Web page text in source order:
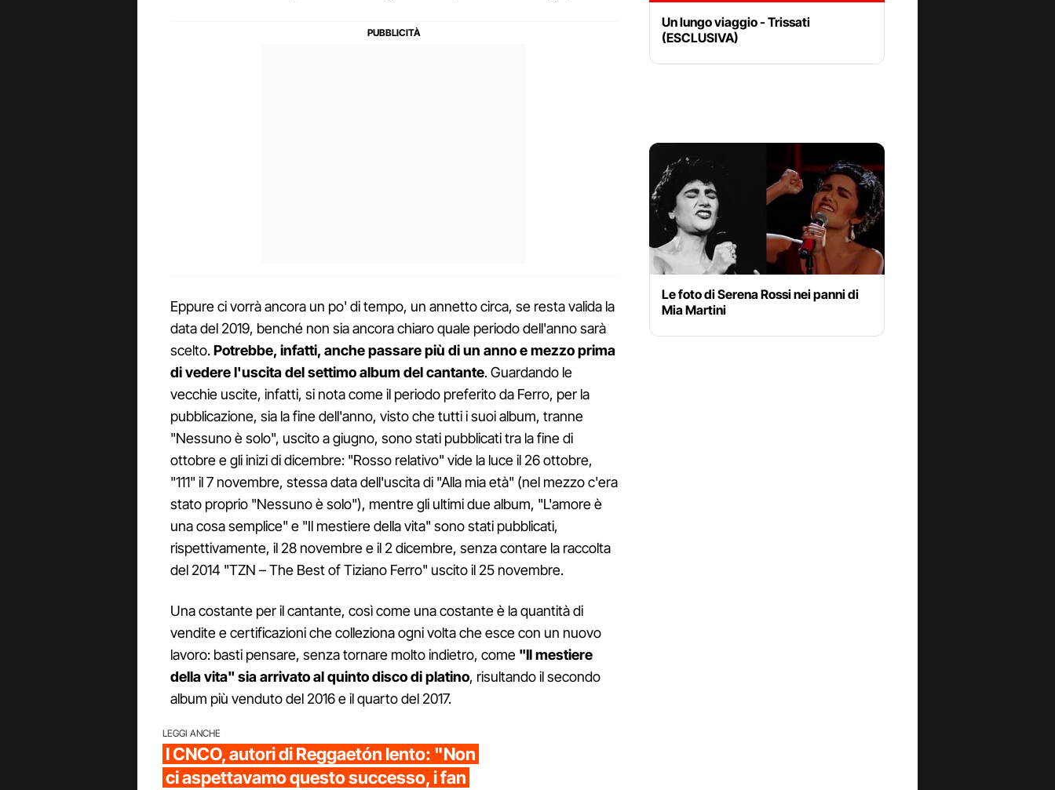
Eppure ci vorrà ancora un po' di tempo, un annetto circa, se resta valida la
data del 2019, benché non sia ancora chiaro quale periodo dell'anno sarà
scelto.Potrebbe, infatti, anche passare più di un anno e mezzo prima
di vedere l'uscita del settimo album del cantante. Guardando le
vecchie uscite, infatti, si nota come il periodo preferito da Ferro, per la
pubblicazione, sia la fine dell'anno, visto che tutti i suoi album, tranne
"Nessuno è solo", uscito a giugno, sono stati pubblicati tra la fine di
ottobre e gli inizi di dicembre: "Rosso relativo" vide la luce il 26 ottobre,
"111" il 7 novembre, stessa data dell'uscita di "Alla mia età" (nel mezzo c'era
stato proprio "Nessuno è solo"), mentre gli ultimi due album, "L'amore è
una cosa semplice" e "Il mestiere della vita" sono stati pubblicati,
rispettivamente, il 28 novembre e il 2 dicembre, senza contare la raccolta
del 2014 "TZN – The Best of Tiziano Ferro" uscito il 25 novembre.
Una costante per il cantante, così come una costante è la quantità di
vendite e certificazioni che colleziona ogni volta che esce con un nuovo
lavoro: basti pensare, senza tornare molto indietro, come "Il mestiere
della vita" sia arrivato al quinto disco di platino, risultando il secondo
album più venduto del 2016 e il quarto del 2017.
LEGGI ANCHE
I CNCO, autori di Reggaetón lento: "Non
ci aspettavamo questo successo, i fan
Un lungo viaggio - Trissati
(ESCLUSIVA)
Le foto di Serena Rossi nei panni di
Mia Martini